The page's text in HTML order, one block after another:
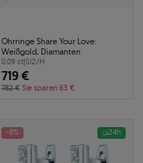
Ohrringe Share Your Love:
Weißgold, Diamanten
0.09 ct|SI2/H
719 €
782 € Sie sparen 63 €
-8% 24h